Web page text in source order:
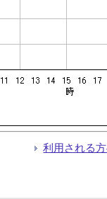
利用される